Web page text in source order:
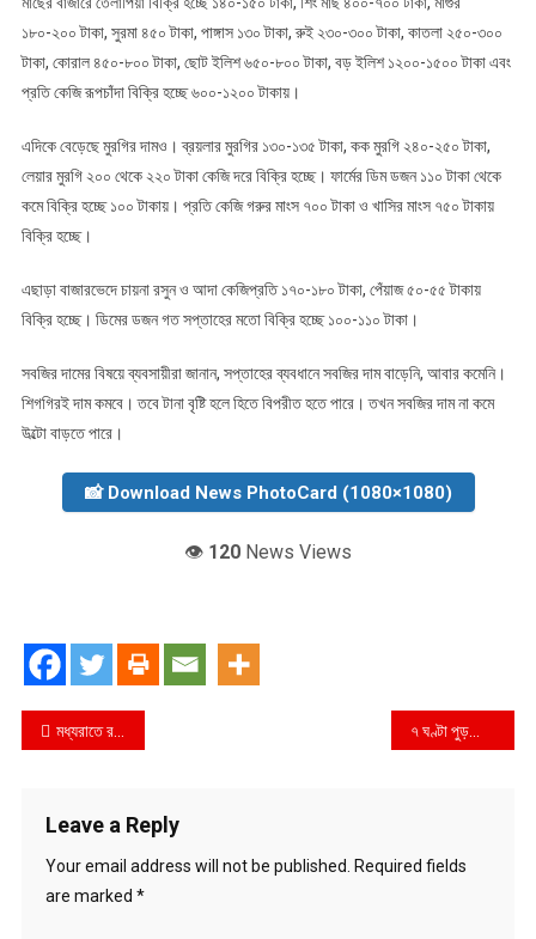
১৮০-২০০ টাকা, সুরমা ৪৫০ টাকা, পাঙ্গাস ১৩০ টাকা, রুই ২৩০-৩০০ টাকা, কাতলা ২৫০-৩০০
টাকা, কোরাল ৪৫০-৮০০ টাকা, ছোট ইলিশ ৬৫০-৮০০ টাকা, বড় ইলিশ ১২০০-১৫০০ টাকা এবং
প্রতি কেজি রূপচাঁদা বিক্রি হচ্ছে ৬০০-১২০০ টাকায়।
এদিকে বেড়েছে মুরগির দামও। ব্রয়লার মুরগির ১৩০-১৩৫ টাকা, কক মুরগি ২৪০-২৫০ টাকা,
লেয়ার মুরগি ২০০ থেকে ২২০ টাকা কেজি দরে বিক্রি হচ্ছে। ফার্মের ডিম ডজন ১১০ টাকা থেকে
কমে বিক্রি হচ্ছে ১০০ টাকায়। প্রতি কেজি গরুর মাংস ৭০০ টাকা ও খাসির মাংস ৭৫০ টাকায়
বিক্রি হচ্ছে।
এছাড়া বাজারভেদে চায়না রসুন ও আদা কেজিপ্রতি ১৭০-১৮০ টাকা, পেঁয়াজ ৫০-৫৫ টাকায়
বিক্রি হচ্ছে। ডিমের ডজন গত সপ্তাহের মতো বিক্রি হচ্ছে ১০০-১১০ টাকা।
সবজির দামের বিষয়ে ব্যবসায়ীরা জানান, সপ্তাহের ব্যবধানে সবজির দাম বাড়েনি, আবার কমেনি।
শিগগিরই দাম কমবে। তবে টানা বৃষ্টি হলে হিতে বিপরীত হতে পারে। তখন সবজির দাম না কমে
উল্টো বাড়তে পারে।
📸 Download News PhotoCard (1080×1080)
👁️ 120 News Views
Post
মধ্যরাতে রণবীরের বাড়িতে আলিয়ার
Leave a Reply
Your email address will not be published.
Required fields
are marked *